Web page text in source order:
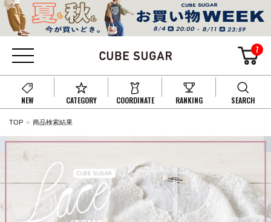
7
NEW CATEGORY COORDINATE RANKING SEARCH
TOP 商品検索結果